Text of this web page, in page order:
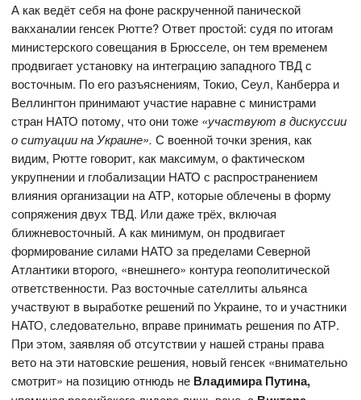
А как ведёт себя на фоне раскрученной панической
вакханалии генсек Рютте? Ответ простой: судя по итогам
министерского совещания в Брюсселе, он тем временем
продвигает установку на интеграцию западного ТВД с
восточным. По его разъяснениям, Токио, Сеул, Канберра и
Веллингтон принимают участие наравне с министрами
стран НАТО потому, что они тоже «участвуют в дискуссии
о ситуации на Украине».С военной точки зрения, как
видим, Рютте говорит, как максимум, о фактическом
укрупнении и глобализации НАТО с распространением
влияния организации на АТР, которые облечены в форму
сопряжения двух ТВД. Или даже трёх, включая
ближневосточный. А как минимум, он продвигает
формирование силами НАТО за пределами Северной
Атлантики второго, «внешнего» контура геополитической
ответственности. Раз восточные сателлиты альянса
участвуют в выработке решений по Украине, то и участники
НАТО, следовательно, вправе принимать решения по АТР.
При этом, заявляя об отсутствии у нашей страны права
вето на эти натовские решения, новый генсек «внимательно
смотрит» на позицию отнюдь не Владимира Путина,